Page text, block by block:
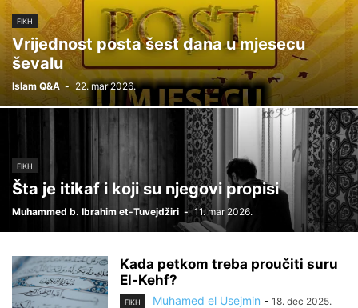
FIKH
Vrijednost posta šest dana u mjesecu
ševalu
Islam Q&A - 22. mar 2026.
FIKH
Šta je itikaf i koji su njegovi propisi
Muhammed b. Ibrahim et-Tuvejdžiri - 11. mar 2026.
Kada petkom treba proučiti suru
El-Kehf?
FIKH Muhamed el Usejmin - 18. dec 2025.